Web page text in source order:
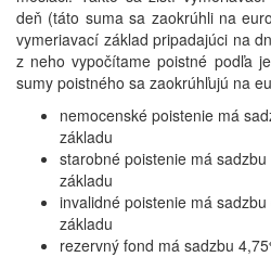
deň (táto suma sa zaokrúhli na
vymeriavací základ pripadajúci na
z neho vypočítame poistné podľa
sumy poistného sa zaokrúhľujú na
nemocenské poistenie má
základu
starobné poistenie má
základu
invalidné poistenie má
základu
rezervný fond má sadzbu